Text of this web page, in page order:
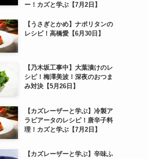
ー！カズと学ぶ【7月2日】
【うさぎとかめ】ナポリタンの
レシピ！高橋愛【6月30日】
【乃木坂工事中】大葉漬けのレ
シピ！梅澤美波！深夜のおつま
み対決【5月26日】
【カズレーザーと学ぶ】冷製ア
ラビアータのレシピ！唐辛子料
理！カズと学ぶ【7月2日】
【カズレーザーと学ぶ】辛味ふ